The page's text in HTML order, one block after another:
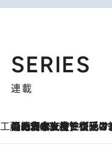
SERIES
連載
工藤まやのおもてなしハ
2026.8.6
【ハワイ土産】ローカルの絶大な支持で復活！ 絶品の幻クッキー《元ファンの日本人女性が受け継いだ名店》